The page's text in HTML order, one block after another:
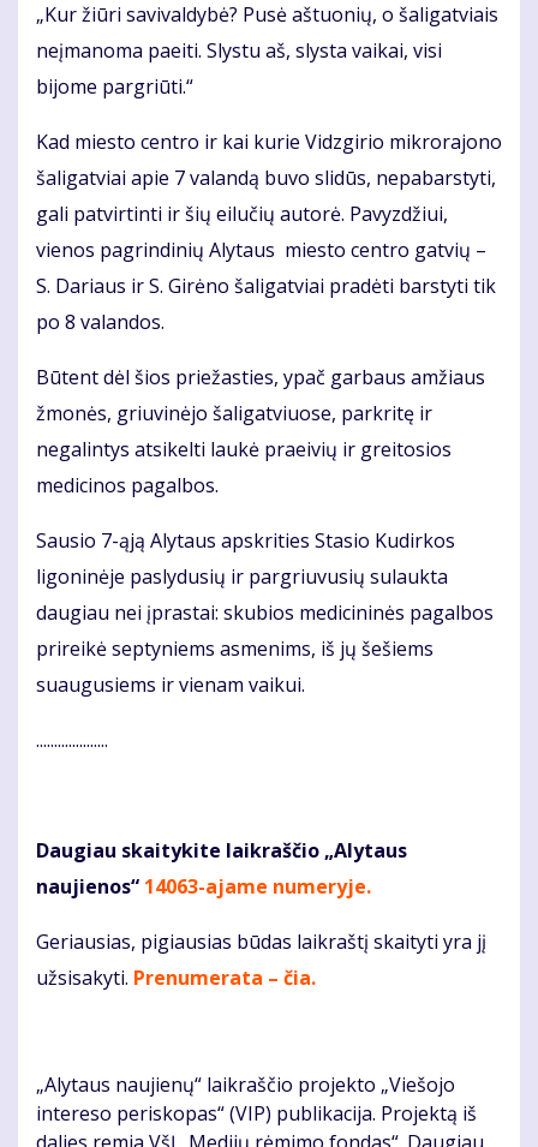
„Kur žiūri savivaldybė? Pusė aštuonių, o šaligatviais
neįmanoma paeiti. Slystu aš, slysta vaikai, visi
bijome pargriūti.“
Kad miesto centro ir kai kurie Vidzgirio mikrorajono
šaligatviai apie 7 valandą buvo slidūs, nepabarstyti,
gali patvirtinti ir šių eilučių autorė. Pavyzdžiui,
vienos pagrindinių Alytaus miesto centro gatvių –
S. Dariaus ir S. Girėno šaligatviai pradėti barstyti tik
po 8 valandos.
Būtent dėl šios priežasties, ypač garbaus amžiaus
žmonės, griuvinėjo šaligatviuose, parkritę ir
negalintys atsikelti laukė praeivių ir greitosios
medicinos pagalbos.
Sausio 7-ąją Alytaus apskrities Stasio Kudirkos
ligoninėje paslydusių ir pargriuvusių sulaukta
daugiau nei įprastai: skubios medicininės pagalbos
prireikė septyniems asmenims, iš jų šešiems
suaugusiems ir vienam vaikui.
....................
Daugiau skaitykite laikraščio „Alytaus
naujienos“ 14063-ajame numeryje.
Geriausias, pigiausias būdas laikraštį skaityti yra jį
užsisakyti. Prenumerata – čia.
„Alytaus naujienų“ laikraščio projekto „Viešojo
intereso periskopas“ (VIP) publikacija. Projektą iš